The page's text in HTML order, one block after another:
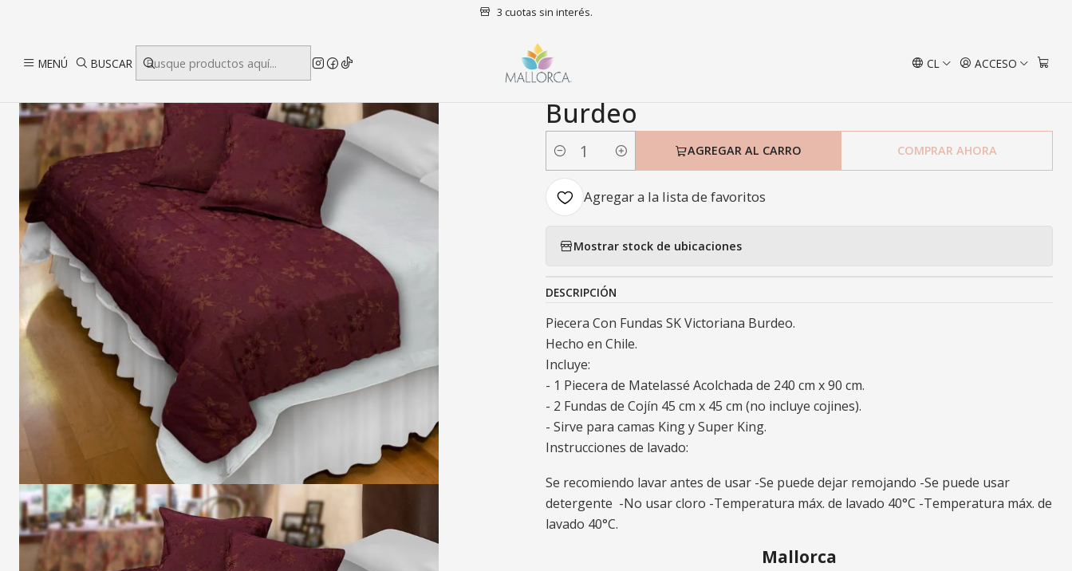
MENÚ BUSCAR CL ACCESO
3 cuotas sin interés.
Pieceras Piecera Con Fundas SK Victoriana Burdeo
|
Piecera Con Fundas SK Victoriana
Burdeo
Cantidad
AGREGAR AL CARRO COMPRAR AHORA
Agregar a la lista de favoritos
Mostrar stock de ubicaciones
DESCRIPCIÓN
Piecera Con Fundas SK Victoriana Burdeo.
Hecho en Chile.
Incluye:
- 1 Piecera de Matelassé Acolchada de 240 cm x 90 cm.
- 2 Fundas de Cojín 45 cm x 45 cm (no incluye cojines).
- Sirve para camas King y Super King.
Instrucciones de lavado:
Se recomiendo lavar antes de usar -Se puede dejar remojando -Se puede usar
detergente -No usar cloro -Temperatura máx. de lavado 40°C -Temperatura máx. de
lavado 40°C.
Mallorca